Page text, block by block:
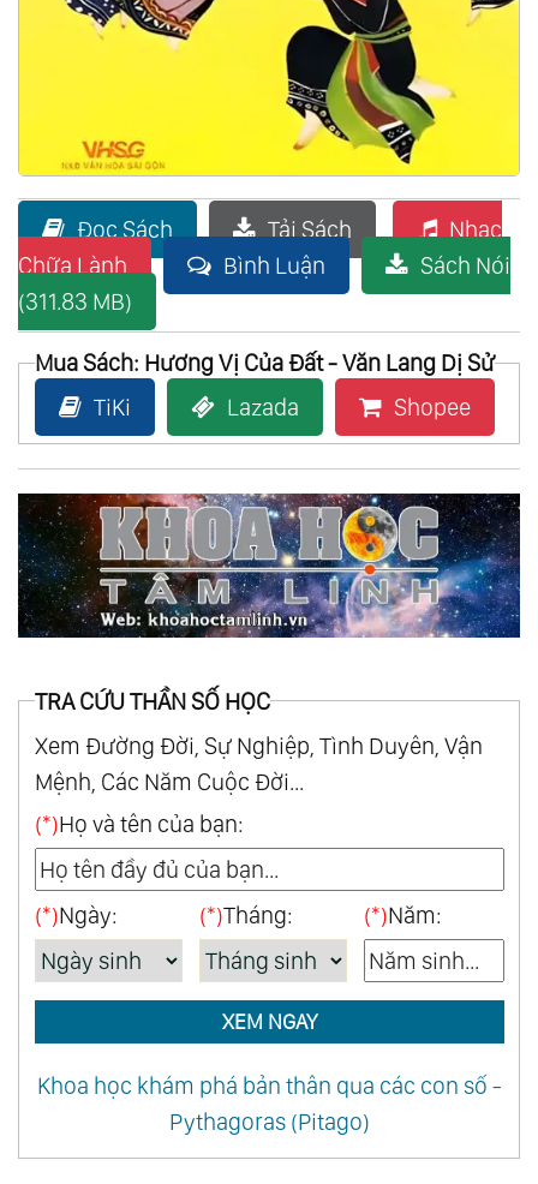
Đọc Sách Tải Sách
Nhạc
Chữa Lành
Bình Luận
Sách Nói
(311.83 MB)
Mua Sách: Hương Vị Của Đất - Văn Lang Dị Sử
TiKi
Lazada Shopee
TRA CỨU THẦN SỐ HỌC
Xem Đường Đời, Sự Nghiệp, Tình Duyên, Vận
Mệnh, Các Năm Cuộc Đời...
(*)Họ và tên của bạn:
(*)Ngày: (*)Tháng: (*)Năm:
XEM NGAY
Khoa học khám phá bản thân qua các con số -
Pythagoras (Pitago)